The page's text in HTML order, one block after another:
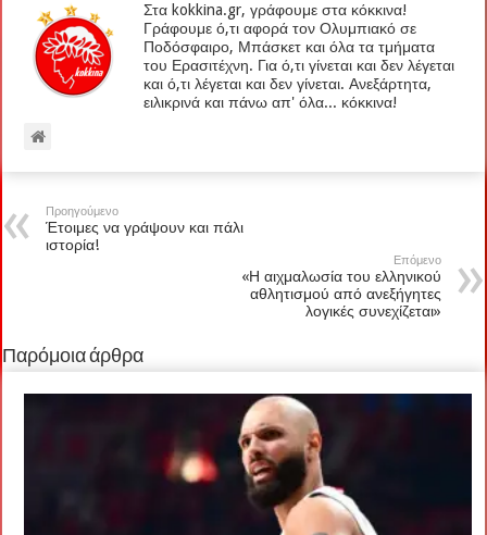
Στα kokkina.gr, γράφουμε στα κόκκινα!
Γράφουμε ό,τι αφορά τον Ολυμπιακό σε
Ποδόσφαιρο, Μπάσκετ και όλα τα τμήματα
του Ερασιτέχνη. Για ό,τι γίνεται και δεν λέγεται
και ό,τι λέγεται και δεν γίνεται. Ανεξάρτητα,
ειλικρινά και πάνω απ' όλα... κόκκινα!
Προηγούμενο
Έτοιμες να γράψουν και πάλι
ιστορία!
Επόμενο
«Η αιχμαλωσία του ελληνικού
αθλητισμού από ανεξήγητες
λογικές συνεχίζεται»
Παρόμοια άρθρα